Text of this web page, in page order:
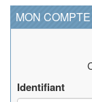
MON COMPTE
Identifiant